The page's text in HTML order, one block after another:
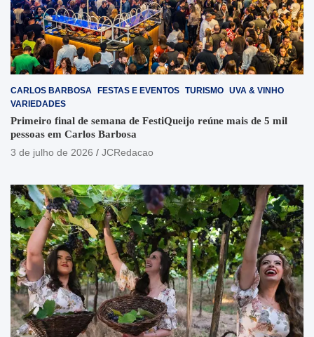
CARLOS BARBOSA FESTAS E EVENTOS TURISMO UVA & VINHO
VARIEDADES
Primeiro final de semana de FestiQueijo reúne mais de 5 mil
pessoas em Carlos Barbosa
3 de julho de 2026
JCRedacao